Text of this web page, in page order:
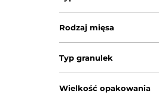
Rodzaj mięsa
Typ granulek
Wielkość opakowania